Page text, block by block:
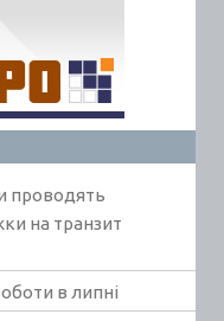
проводять
на транзит
в липні